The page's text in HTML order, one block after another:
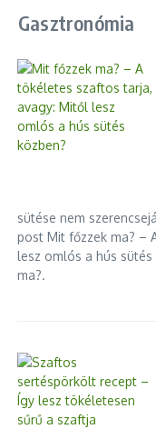
Gasztronómia
sütése nem
post Mit főzzek ma? –
lesz omlós a hús
ma?.